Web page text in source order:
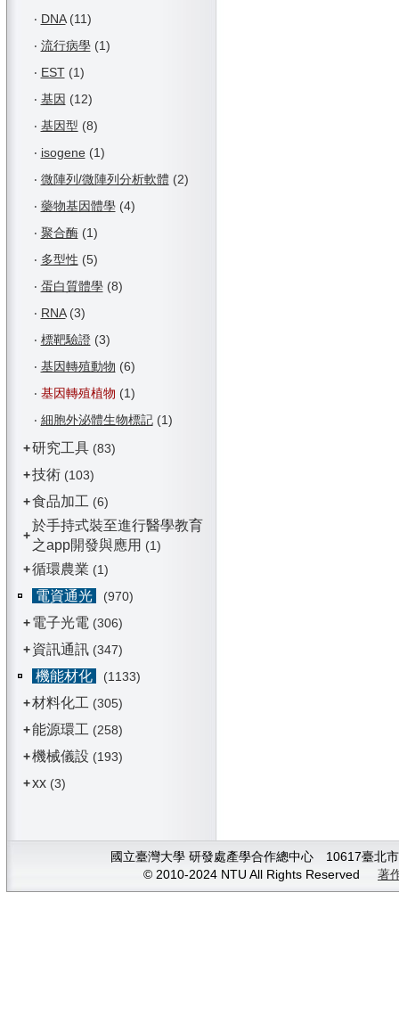
‧ DNA(11)
‧ 流行病學(1)
‧ EST(1)
‧ 基因 (12)
‧ 基因型 (8)
‧ isogene(1)
‧ 微陣列/微陣列分析軟體 (2)
‧ 藥物基因體學(4)
‧ 聚合酶(1)
‧ 多型性 (5)
‧ 蛋白質體學(8)
‧ RNA(3)
‧ 標靶驗證(3)
‧ 基因轉殖動物 (6)
‧ 基因轉殖植物 (1)
‧ 細胞外泌體生物標記(1)
+研究工具(83)
+技術(103)
+食品加工 (6)
+
於手持式裝至進行醫學教育
之app開發與應用 (1)
+循環農業 (1)
電資通光
(970)
+ 電子光電 (306)
+ 資訊通訊(347)
機能材化
(1133)
+材料化工 (305)
+能源環工 (258)
+機械儀設 (193)
+xx(3)
國立臺灣大學 研發處產學合作總中心 10617臺
© 2010-2024 NTU All Rights Reserved 著